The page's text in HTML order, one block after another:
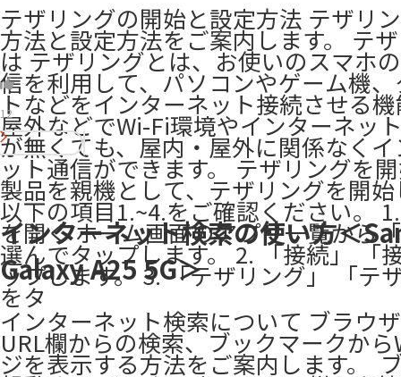
テザリングの開始と設定方法 テザリ
方法と設定方法をご案内します。 テ
は テザリングとは、お使いのスマホ
信を利用して、パソコンやゲーム機
トなどをインターネット接続させる
屋外などでWi-Fi環境やインターネッ
が無くても、屋内・屋外に関係なく
ット通信ができます。 テザリングを
製品を親機として、テザリングを開始
以下の項目1.~4.をご確認ください。
を開く ホーム画面のアプリ一覧から
選んでタップします。 2. 「接続」 「
ップします。 3. 「テザリング」 「テ
をタ
12
インターネット検索の使い方＜
Galaxy A25 5G＞
インターネット検索について ブラウ
URL欄からの検索、ブックマークから
ジを表示する方法をご案内します。